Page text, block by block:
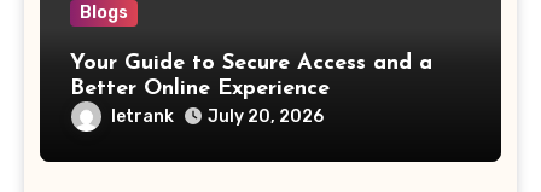
Blogs
Your Guide to Secure Access and a
Better Online Experience
letrank July 20, 2026